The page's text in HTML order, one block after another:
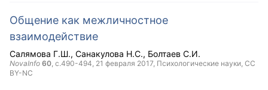
Общение как межличностное
взаимодействие
Салямова Г.Ш. Санакулова Н.С. Болтаев С.И.
NovaInfo 60, с.490-494, 21 февраля 2017, Психологические науки, CC
BY-NC